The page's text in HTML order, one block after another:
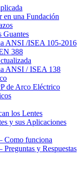
en una Fundación
Guantes
ANSI /ISEA 105-2016
388
ANSI / ISEA 138
de Arco Eléctrico
los Lentes
y sus Aplicaciones
Como funciona
y Respuestas